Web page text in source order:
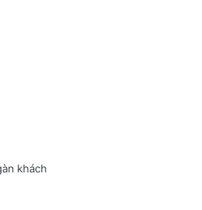
khách